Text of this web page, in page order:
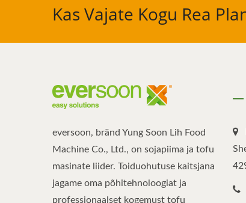
Kas Vajate Kogu Rea
eversoon, bränd Yung Soon Lih Food
Machine Co., Ltd., on sojapiima ja tofu
masinate liider. Toiduohutuse kaitsjana
jagame oma põhitehnoloogiat ja
professionaalset kogemust tofu